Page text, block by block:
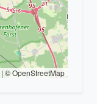
| © OpenStreetMap